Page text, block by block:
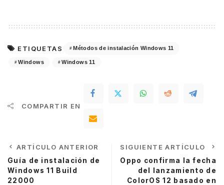
ETIQUETAS Métodos de instalación Windows 11
Windows Windows 11
COMPARTIR EN
ARTÍCULO ANTERIOR
Guía de instalación de
Windows 11 Build
22000
SIGUIENTE ARTÍCULO
Oppo confirma la fecha
del lanzamiento de
ColorOS 12 basado en